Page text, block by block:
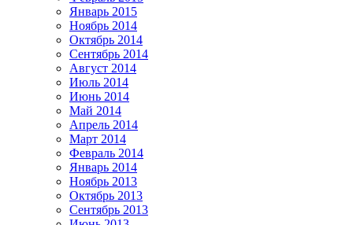
Январь 2015
Ноябрь 2014
Октябрь 2014
Сентябрь 2014
Август 2014
Июль 2014
Июнь 2014
Май 2014
Апрель 2014
Март 2014
Февраль 2014
Январь 2014
Ноябрь 2013
Октябрь 2013
Сентябрь 2013